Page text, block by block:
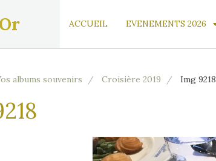
ACCUEIL EVENEMENTS 2026
albums souvenirs Croisière 2019 Img 9218